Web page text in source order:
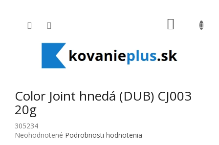
Color Joint hnedá (DUB) CJ003
20g
305234
Priemerné hodnotenie produktu je 0,0 z 5 hviezdičiek.
Neohodnotené Podrobnosti hodnotenia